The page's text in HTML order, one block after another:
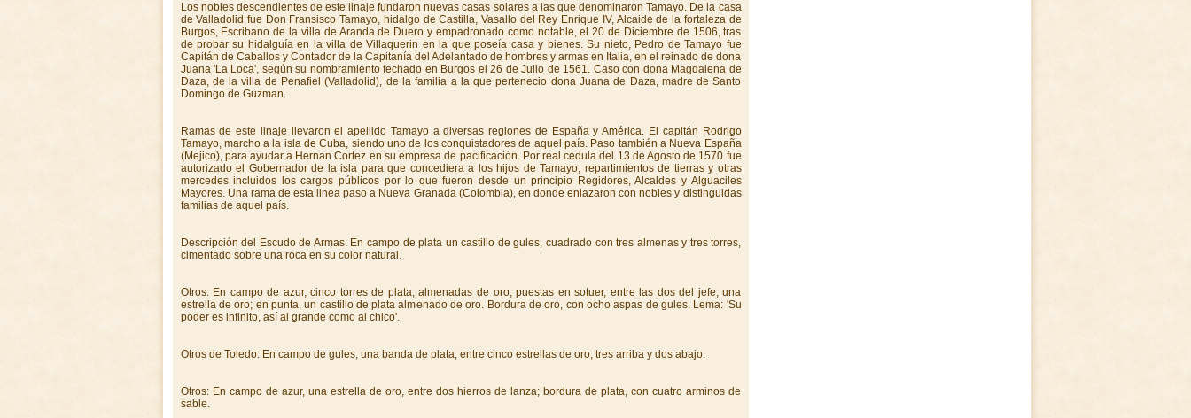
Los nobles descendientes de este linaje fundaron nuevas casas solares a las que denominaron Tamayo. De la casa
de Valladolid fue Don Fransisco Tamayo, hidalgo de Castilla, Vasallo del Rey Enrique IV, Alcaide de la fortaleza de
Burgos, Escribano de la villa de Aranda de Duero y empadronado como notable, el 20 de Diciembre de 1506, tras
de probar su hidalguía en la villa de Villaquerin en la que poseía casa y bienes. Su nieto, Pedro de Tamayo fue
Capitán de Caballos y Contador de la Capitanía del Adelantado de hombres y armas en Italia, en el reinado de dona
Juana 'La Loca', según su nombramiento fechado en Burgos el 26 de Julio de 1561. Caso con dona Magdalena de
Daza, de la villa de Penafiel (Valladolid), de la familia a la que pertenecio dona Juana de Daza, madre de Santo
Domingo de Guzman.
Ramas de este linaje llevaron el apellido Tamayo a diversas regiones de España y América. El capitán Rodrigo
Tamayo, marcho a la isla de Cuba, siendo uno de los conquistadores de aquel país. Paso también a Nueva España
(Mejico), para ayudar a Hernan Cortez en su empresa de pacificación. Por real cedula del 13 de Agosto de 1570 fue
autorizado el Gobernador de la isla para que concediera a los hijos de Tamayo, repartimientos de tierras y otras
mercedes incluidos los cargos públicos por lo que fueron desde un principio Regidores, Alcaldes y Alguaciles
Mayores. Una rama de esta linea paso a Nueva Granada (Colombia), en donde enlazaron con nobles y distinguidas
familias de aquel país.
Descripción del Escudo de Armas: En campo de plata un castillo de gules, cuadrado con tres almenas y tres torres,
cimentado sobre una roca en su color natural.
Otros: En campo de azur, cinco torres de plata, almenadas de oro, puestas en sotuer, entre las dos del jefe, una
estrella de oro; en punta, un castillo de plata almenado de oro. Bordura de oro, con ocho aspas de gules. Lema: 'Su
poder es infinito, así al grande como al chico'.
Otros de Toledo: En campo de gules, una banda de plata, entre cinco estrellas de oro, tres arriba y dos abajo.
Otros: En campo de azur, una estrella de oro, entre dos hierros de lanza; bordura de plata, con cuatro arminos de
sable.